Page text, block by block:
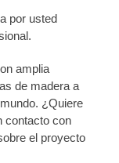
por usted
amplia
de madera a
¿Quiere
contacto con
el proyecto